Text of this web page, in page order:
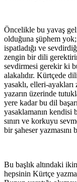
Öncelikle bu yavaş
olduğuna şüphem
ispatladığı ve
zengin bir dili
sevdirmesi gerekir ki
alakalıdır. Kürtçede
yasaklı, elleri-
yazarın üzerinde
yere kadar bu dil
yasaklamanın kendisi
sınırı ve korkuyu
bir şaheser
Bu başlık altındaki
hepsinin Kürtçe